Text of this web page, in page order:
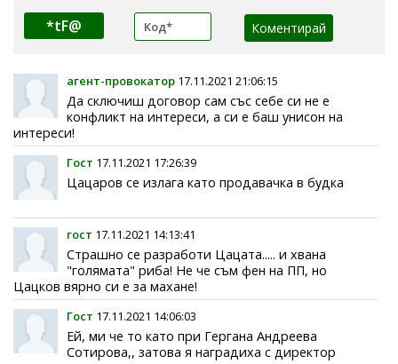
*tF@
агент-провокатор 17.11.2021 21:06:15
Да сключиш договор сам със себе си не е
конфликт на интереси, а си е баш унисон на
интереси!
Гост 17.11.2021 17:26:39
Цацаров се излага като продавачка в будка
гост 17.11.2021 14:13:41
Страшно се разработи Цацата..... и хвана
"голямата" риба! Не че съм фен на ПП, но
Цацков вярно си е за махане!
Гост 17.11.2021 14:06:03
Ей, ми че то като при Гергана Андреева
Сотирова,, затова я наградиха с директор